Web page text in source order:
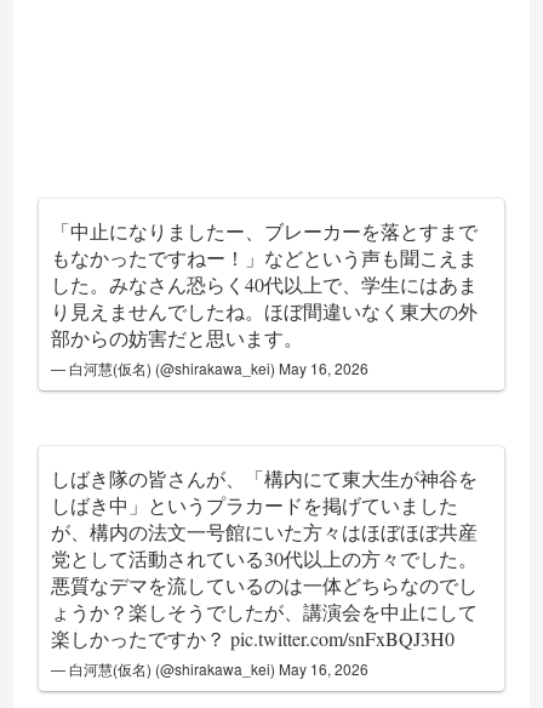
「中止になりましたー、ブレーカーを落とすまで
もなかったですねー！」などという声も聞こえま
した。みなさん恐らく40代以上で、学生にはあま
り見えませんでしたね。ほぼ間違いなく東大の外
部からの妨害だと思います。
— 白河慧(仮名) (@shirakawa_kei) May 16, 2026
しばき隊の皆さんが、「構内にて東大生が神谷を
しばき中」というプラカードを掲げていました
が、構内の法文一号館にいた方々はほぼほぼ共産
党として活動されている30代以上の方々でした。
悪質なデマを流しているのは一体どちらなのでし
ょうか？楽しそうでしたが、講演会を中止にして
楽しかったですか？pic.twitter.com/snFxBQJ3H0
— 白河慧(仮名) (@shirakawa_kei) May 16, 2026